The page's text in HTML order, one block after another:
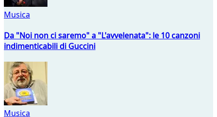
Musica
Da "Noi non ci saremo" a "L'avvelenata": le 10 canzoni
indimenticabili di Guccini
Musica